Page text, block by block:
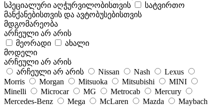
სპეციალური აღჭურვილობისთვის
სატვირთო
მანქანებისთვის და ავტობუსებისთვის
მდგომარეობა
არჩეული არ არის
მეორადი
ახალი
მოდელი
არჩეული არ არის
არჩეული არ არის
Nissan Nash
Lexus
Morris
Morgan Mitsuoka Mitsubishi
MINI
Minelli
Microcar MG Metrocab
Mercury
Mercedes-Benz
Mega McLaren Mazda
Maybach